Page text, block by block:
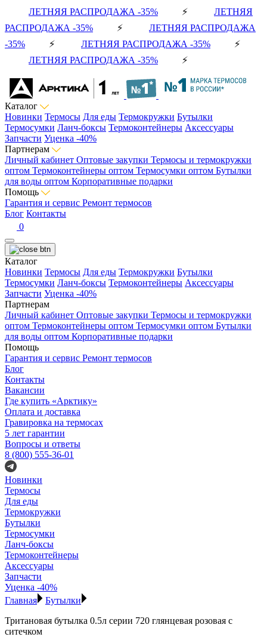
ЛЕТНЯЯ РАСПРОДАЖА -35% ⚡ ЛЕТНЯЯ
РАСПРОДАЖА -35% ⚡ ЛЕТНЯЯ РАСПРОДАЖА
-35% ⚡ ЛЕТНЯЯ РАСПРОДАЖА -35% ⚡
ЛЕТНЯЯ РАСПРОДАЖА -35% ⚡
Каталог
Новинки Термосы Для еды Термокружки Бутылки
Термосумки Ланч-боксы Термоконтейнеры Аксессуары
Запчасти Уценка -40%
Партнерам
Личный кабинет Оптовые закупки Термосы и термокружки
оптом Термоконтейнеры оптом Термосумки оптом Бутылки
для воды оптом Корпоративные подарки
Помощь
Гарантия и сервис Ремонт термосов
Блог Контакты
0
Каталог
Новинки Термосы Для еды Термокружки Бутылки
Термосумки Ланч-боксы Термоконтейнеры Аксессуары
Запчасти Уценка -40%
Партнерам
Личный кабинет Оптовые закупки Термосы и термокружки
оптом Термоконтейнеры оптом Термосумки оптом Бутылки
для воды оптом Корпоративные подарки
Помощь
Гарантия и сервис Ремонт термосов
Блог
Контакты
Вакансии
Где купить «Арктику»
Оплата и доставка
Гравировка на термосах
5 лет гарантии
Вопросы и ответы
8 (800) 555-36-01
Новинки
Термосы
Для еды
Термокружки
Бутылки
Термосумки
Ланч-боксы
Термоконтейнеры
Аксессуары
Запчасти
Уценка -40%
Главная
Бутылки
Тритановая бутылка 0.5л серии 720 глянцевая розовая с
ситечком